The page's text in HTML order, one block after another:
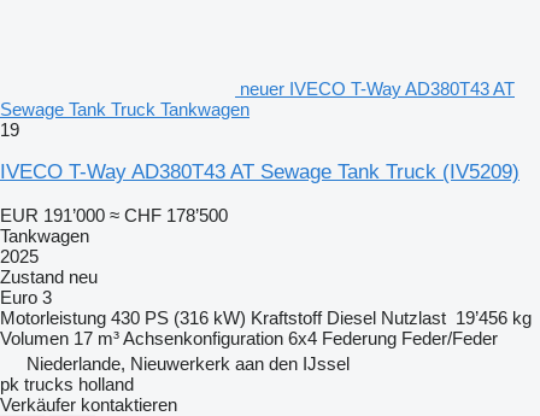
neuer IVECO T-Way AD380T43 AT
Sewage Tank Truck Tankwagen
19
IVECO T-Way AD380T43 AT Sewage Tank Truck (IV5209)
EUR 191’000 ≈ CHF 178’500
Tankwagen
2025
Zustand neu
Euro 3
Motorleistung 430 PS (316 kW) Kraftstoff Diesel Nutzlast 19’456 kg
Volumen 17 m³Achsenkonfiguration 6x4 Federung Feder/Feder
Niederlande, Nieuwerkerk aan den IJssel
pk trucks holland
Verkäufer kontaktieren